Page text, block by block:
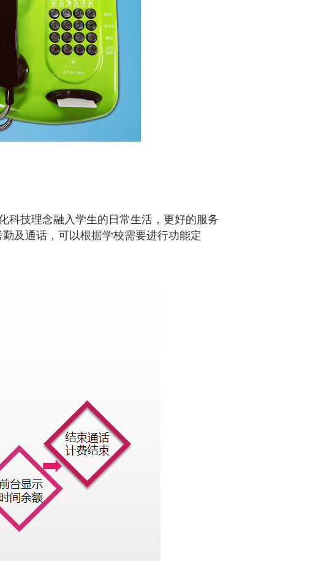
科技理念融入学生的日常生活， 更好的服务
及通话，可以根据学校需要进行功能定